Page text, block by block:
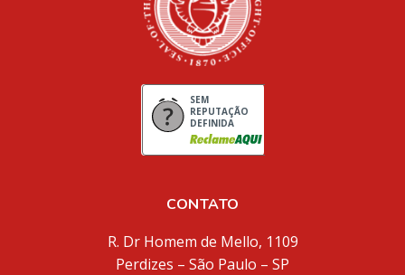
SEM
REPUTAÇÃO
DEFINIDA
CONTATO
R. Dr Homem de Mello, 1109
Perdizes – São Paulo – SP